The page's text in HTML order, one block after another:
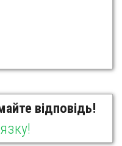
відповідь!